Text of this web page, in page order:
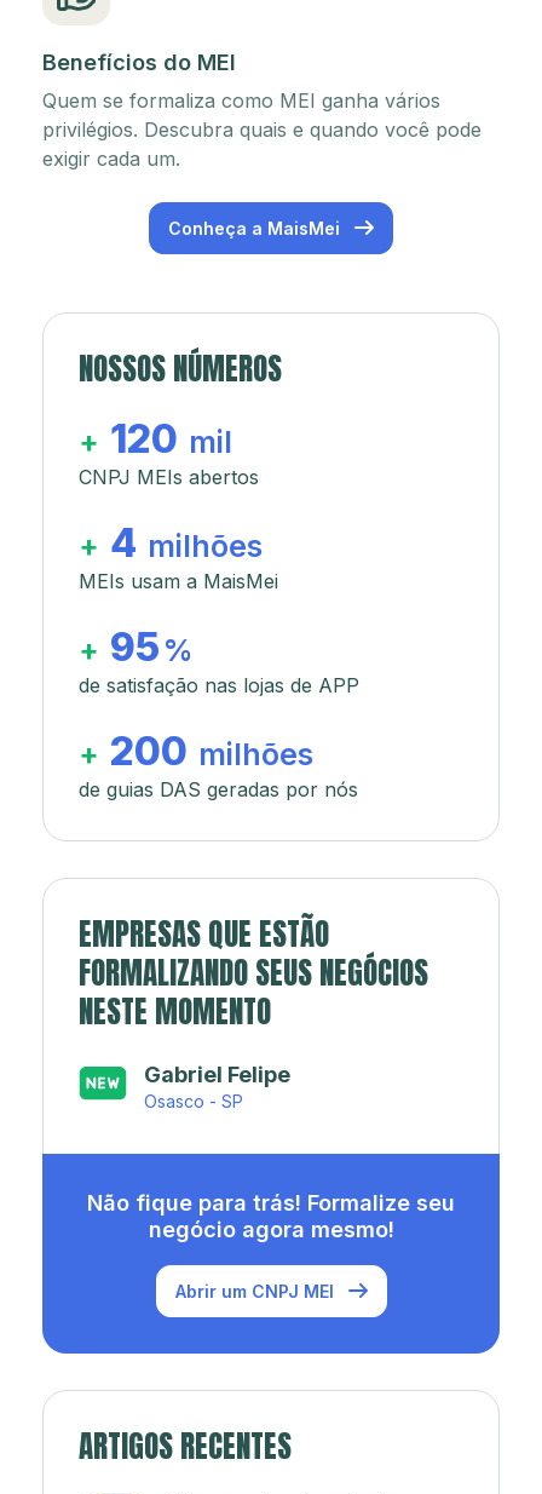
Benefícios do MEI
Quem se formaliza como MEI ganha vários
privilégios. Descubra quais e quando você pode
exigir cada um.
Conheça a MaisMei
NOSSOS NÚMEROS
+ 120 mil
CNPJ MEIs abertos
+ 4 milhões
MEIs usam a MaisMei
+ 95 %
de satisfação nas lojas de APP
+ 200 milhões
de guias DAS geradas por nós
EMPRESAS QUE ESTÃO
FORMALIZANDO SEUS NEGÓCIOS
NESTE MOMENTO
Japa’s açaí e sorveteria
Rio de Janeiro - RJ
Não fique para trás! Formalize seu
negócio agora mesmo!
Abrir um CNPJ MEI
ARTIGOS RECENTES